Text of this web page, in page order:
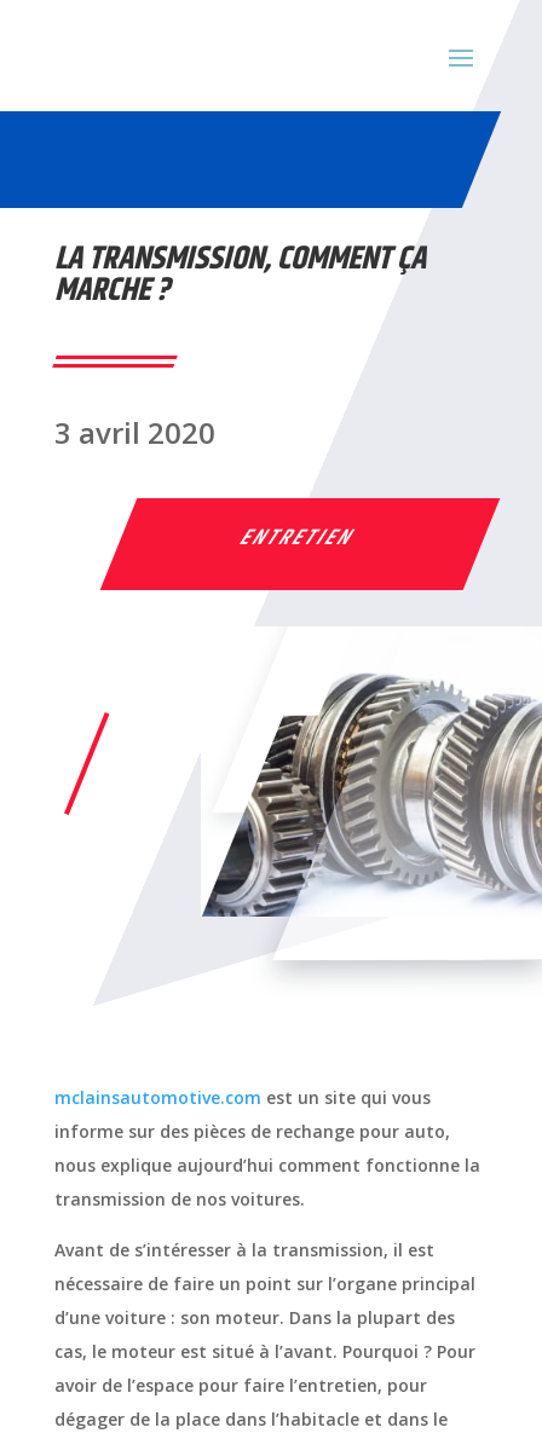
LA TRANSMISSION, COMMENT ÇA
MARCHE ?
3 avril 2020
ENTRETIEN
mclainsautomotive.com est un site qui vous
informe sur des pièces de rechange pour auto,
nous explique aujourd’hui comment fonctionne la
transmission de nos voitures.
Avant de s’intéresser à la transmission, il est
nécessaire de faire un point sur l’organe principal
d’une voiture : son moteur. Dans la plupart des
cas, le moteur est situé à l’avant. Pourquoi ? Pour
avoir de l’espace pour faire l’entretien, pour
dégager de la place dans l’habitacle et dans le